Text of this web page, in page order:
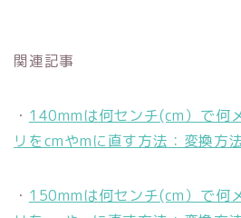
関連記事
・ 140mmは何センチ(cm）で何
リをcmやmに直す方法：変換方法
・ 150mmは何センチ(cm）で何